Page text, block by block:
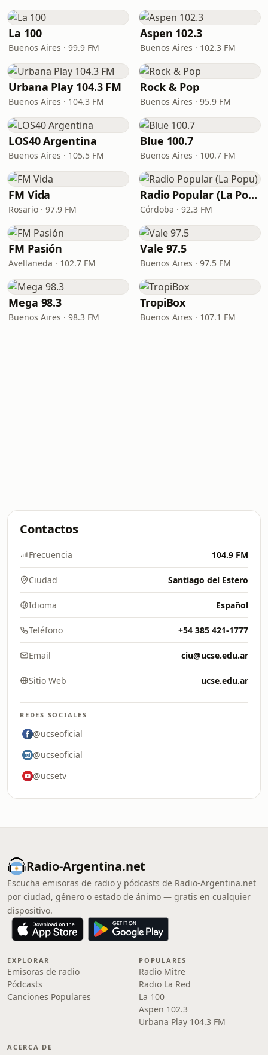
La 100
Buenos Aires · 99.9 FM
Aspen 102.3
Buenos Aires · 102.3 FM
Urbana Play 104.3 FM
Buenos Aires · 104.3 FM
Rock & Pop
Buenos Aires · 95.9 FM
LOS40 Argentina
Buenos Aires · 105.5 FM
Blue 100.7
Buenos Aires · 100.7 FM
FM Vida
Rosario · 97.9 FM
Radio Popular (La Popu)
Córdoba · 92.3 FM
FM Pasión
Avellaneda · 102.7 FM
Vale 97.5
Buenos Aires · 97.5 FM
Mega 98.3
Buenos Aires · 98.3 FM
TropiBox
Buenos Aires · 107.1 FM
Contactos
Frecuencia 104.9 FM
Ciudad Santiago del Estero
Idioma Español
Teléfono +54 385 421-1777
Email ciu@ucse.edu.ar
Sitio Web ucse.edu.ar
REDES SOCIALES
@ucseoficial
@ucseoficial
@ucsetv
Radio-Argentina.net
Escucha emisoras de radio y pódcasts de Radio-Argentina.net
por ciudad, género o estado de ánimo — gratis en cualquier
dispositivo.
EXPLORAR
Emisoras de radio
Pódcasts
Canciones Populares
POPULARES
Radio Mitre
Radio La Red
La 100
Aspen 102.3
Urbana Play 104.3 FM
ACERCA DE